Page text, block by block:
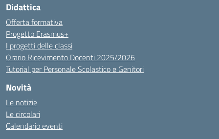
Didattica
Offerta formativa
Progetto Erasmus+
I progetti delle classi
Orario Ricevimento Docenti 2025/2026
Tutorial per Personale Scolastico e Genitori
Novità
Le notizie
Le circolari
Calendario eventi